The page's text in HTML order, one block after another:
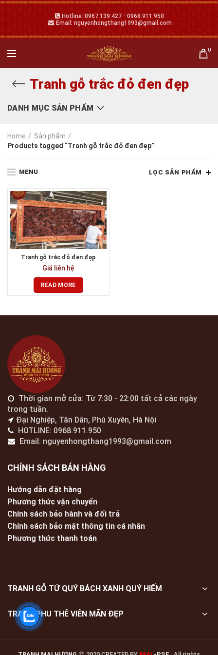
Hotline: 0967.139.427 - 0968.911.950
Email: nguyenhongthang1993@gmail.com
0
Tranh gỗ trắc đỏ đen đẹp
DANH MỤC SẢN PHẨM
Home
Sản phẩm
Products tagged “Tranh gỗ trắc đỏ đen đẹp”
MENU LỌC SẢN PHẨM
Tranh gỗ trắc đỏ đen đẹp
Giá liên hệ
READ MORE
Thời gian mở cửa: Từ 7:30 - 22:00 tất cả các ngày
trong tuần.
Đại Nghiệp, Tân Dân, Phú Xuyên, Hà Nội
HOTLINE: 0968.911.950
Email: nguyenhongthang1993@gmail.com
CHÍNH SÁCH BÁN HÀNG
Hướng dẫn đặt hàng
Phương thức vận chuyển
Chính sách bảo hành và đổi trả
Chính sách bảo mật thông tin cá nhân
Phương thức thanh toán
TRANH GỖ TỨ QUÝ BÁCH XANH QUÝ HIẾM
TRANH PHU THÊ VIÊN MÃN ĐẸP